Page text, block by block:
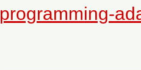
programming-